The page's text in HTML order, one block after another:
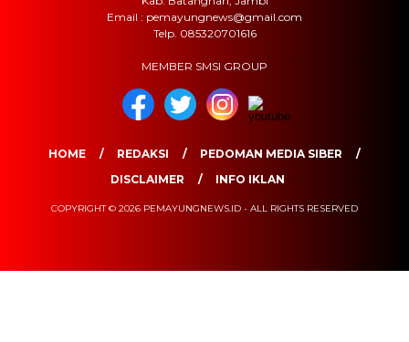
Email : pemayungnews@gmail.com
Telp. 085320701616
MEMBER SMSI GROUP
HOME REDAKSI
PEDOMAN MEDIA SIBER
DISCLAIMER
INFO IKLAN
COPYRIGHT © 2026 PEMAYUNGNEWS.ID - ALL RIGHTS RESERVED